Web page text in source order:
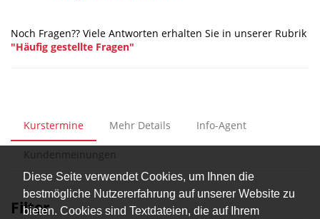
Diese Seite verwendet Cookies, um Ihnen die
bestmögliche Nutzererfahrung auf unserer Website zu
bieten. Cookies sind Textdateien, die auf Ihrem
Noch Fragen?? Viele Antworten erhalten Sie in unserer Rubrik
"Häufig gestellte Fragen"
Kurstermine Mehr Details Info-Agent
Kundenmeinungen
Filter